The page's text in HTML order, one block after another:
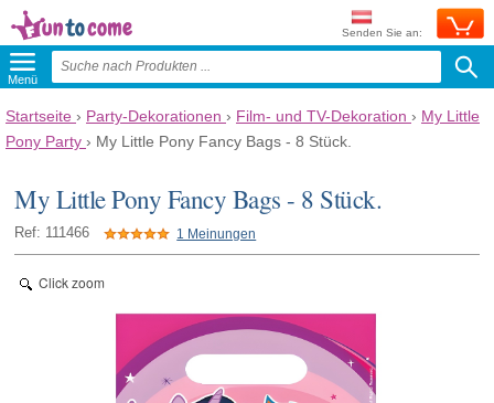
Senden Sie an:
Menü
Startseite › Party-Dekorationen › Film- und TV-Dekoration › My Little
Pony Party › My Little Pony Fancy Bags - 8 Stück.
My Little Pony Fancy Bags - 8 Stück.
Ref: 111466 1 Meinungen
Click zoom